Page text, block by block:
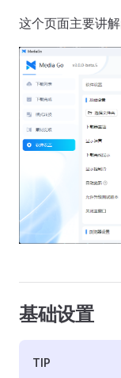
这个页面主要讲
基础设置
TIP